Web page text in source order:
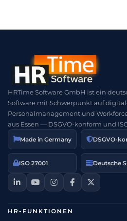
HRTime Software GmbH ist ein
Software mit Schwerpunkt auf
Personalmanagement und
aus Essen — DSGVO-konform und
Made in Germany DSGVO-
ISO 27001 Deutsche
HR-FUNKTIONEN